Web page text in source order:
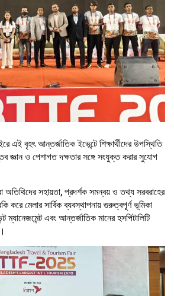
এই বৃহৎ আন্তর্জাতিক ইভেন্টে শিক্ষার্থীদের উপস্থিতি
জ্ঞান ও পেশাগত দক্ষতার সঙ্গে সংযুক্ত করার সুযোগ
অতিথিদের সহায়তা, প্রদর্শক সমন্বয় ও তথ্য সরবরাহের
করে মেলার সার্বিক ব্যবস্থাপনায় গুরুত্বপূর্ণ ভূমিকা
ম্যানেজমেন্ট এবং আন্তর্জাতিক মানের হসপিটালিটি